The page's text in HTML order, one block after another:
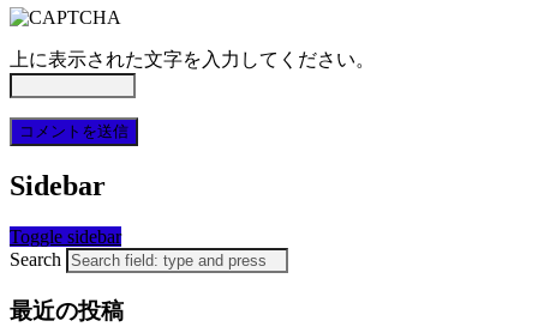
上に表示された文字を入力してください。
Sidebar
Toggle sidebar
Search
最近の投稿